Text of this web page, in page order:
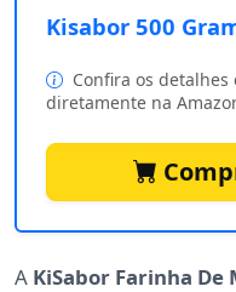
Kisabor 500
Confira os
diretamente na
A KiSabor Farinha De